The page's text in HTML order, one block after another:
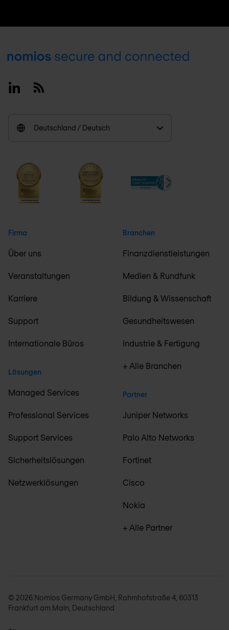
Footer
LinkedinRSS
Deutschland / Deutsch
Firma
Über uns
Veranstaltungen
Karriere
Support
Internationale Büros
Lösungen
Managed Services
Professional Services
Support Services
Sicherheitslösungen
Netzwerklösungen
Branchen
Finanzdienstleistungen
Medien & Rundfunk
Bildung & Wissenschaft
Gesundheitswesen
Industrie & Fertigung
+ Alle Branchen
Partner
Juniper Networks
Palo Alto Networks
Fortinet
Cisco
Nokia
+ Alle Partner
© 2026 Nomios Germany GmbH, Rahmhofstraße 4, 60313
Frankfurt am Main, Deutschland